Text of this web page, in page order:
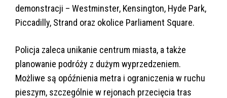
demonstracji – Westminster, Kensington, Hyde Park,
Piccadilly, Strand oraz okolice Parliament Square.
Policja zaleca unikanie centrum miasta, a także
planowanie podróży z dużym wyprzedzeniem.
Możliwe są opóźnienia metra i ograniczenia w ruchu
pieszym, szczególnie w rejonach przecięcia tras